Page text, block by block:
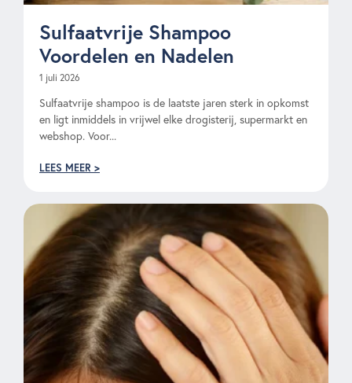
Sulfaatvrije Shampoo
Voordelen en Nadelen
1 juli 2026
Sulfaatvrije shampoo is de laatste jaren sterk in opkomst
en ligt inmiddels in vrijwel elke drogisterij, supermarkt en
webshop. Voor...
LEES MEER >